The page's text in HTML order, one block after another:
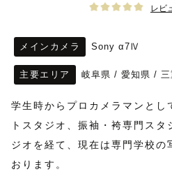
レビ
メインカメラ Sony α7Ⅳ
主要エリア 岐阜県 / 愛知県 / 三
学生時からプロカメラマンとし
トスタジオ、振袖・袴専門ス
ジオを経て、現在は専門学校の
おります。